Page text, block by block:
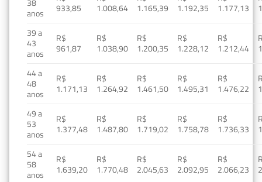
38
anos
933,85
1.008,64
1.165,39
1.192,35
1.177,13
39 a
43
anos
R$
961,87
R$
1.038,90
R$
1.200,35
R$
1.228,12
R$
1.212,44
44 a
48
anos
R$
1.171,13
R$
1.264,92
R$
1.461,50
R$
1.495,31
R$
1.476,22
49 a
53
anos
R$
1.377,48
R$
1.487,80
R$
1.719,02
R$
1.758,78
R$
1.736,33
54 a
58
anos
R$
1.639,20
R$
1.770,48
R$
2.045,63
R$
2.092,95
R$
2.066,23